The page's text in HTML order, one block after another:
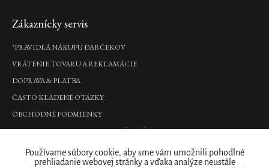
Používame súbory cookie, aby sme vám umožnili pohodlné
prehliadanie webovej stránky a vďaka analýze neustále
Zápätie
Zákaznícky servis
*PRAVIDLÁ NÁKUPU DARČEKOV
VRÁTENIE TOVARU A REKLAMÁCIE
DOPRAVA & PLATBA
ČASTO KLADENÉ OTÁZKY
OBCHODNÉ PODMIENKY
PODMIENKY OCHRANY OSOBNÝCH ÚDAJOV
Kde nás nájdete